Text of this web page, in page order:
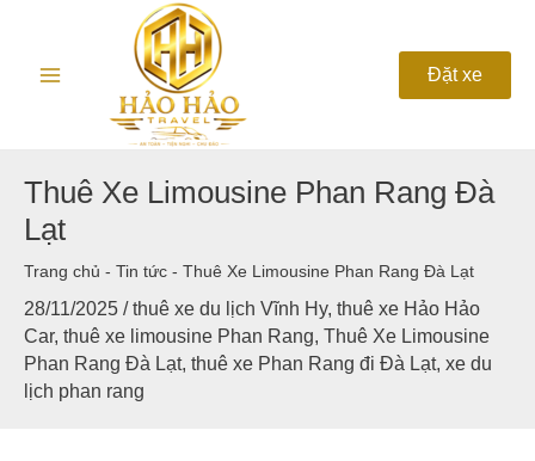
Menu
Đặt xe
Thuê Xe Limousine Phan Rang Đà
Lạt
Trang chủ - Tin tức - Thuê Xe Limousine Phan Rang Đà Lạt
28/11/2025 /thuê xe du lịch Vĩnh Hy, thuê xe Hảo Hảo
Car, thuê xe limousine Phan Rang, Thuê Xe Limousine
Phan Rang Đà Lạt, thuê xe Phan Rang đi Đà Lạt, xe du
lịch phan rang